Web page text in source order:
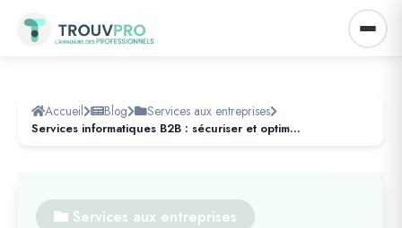
Accueil Blog Services aux entreprises
Services informatiques B2B : sécuriser et optimiser les systèmes
Services aux entreprises